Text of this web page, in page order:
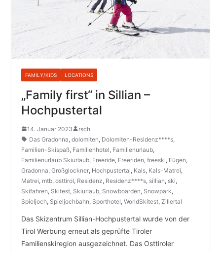
FAMILY/KIDS LOCATIONS
„Family first“ in Sillian –
Hochpustertal
14. Januar 2023
rsch
Das Gradonna, dolomiten, Dolomiten-Residenz****s,
Familien-Skispaß, Familienhotel, Familienurlaub,
Familienurlaub Skiurlaub, Freeride, Freeriden, freeski, Fügen,
Gradonna, Großglockner, Hochpustertal, Kals, Kals-Matrei,
Matrei, mtb, osttirol, Residenz, Residenz****s, sillian, ski,
Skifahren, Skitest, Skiurlaub, Snowboarden, Snowpark,
Spieljoch, Spieljochbahn, Sporthotel, WorldSkitest, Zillertal
Das Skizentrum Sillian-Hochpustertal wurde von der
Tirol Werbung erneut als geprüfte Tiroler
Familienskiregion ausgezeichnet. Das Osttiroler